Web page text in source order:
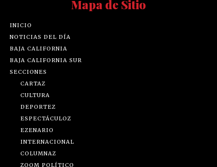
Mapa de Sitio
INICIO
NOTICIAS DEL DÍA
BAJA CALIFORNIA
BAJA CALIFORNIA SUR
SECCIONES
CARTAZ
CULTURA
DEPORTEZ
ESPECTÁCULOZ
EZENARIO
INTERNACIONAL
COLUMNAZ
ZOOM POLÍTICO